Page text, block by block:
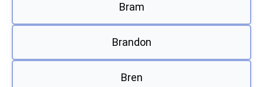
Bram
Brandon
Bren